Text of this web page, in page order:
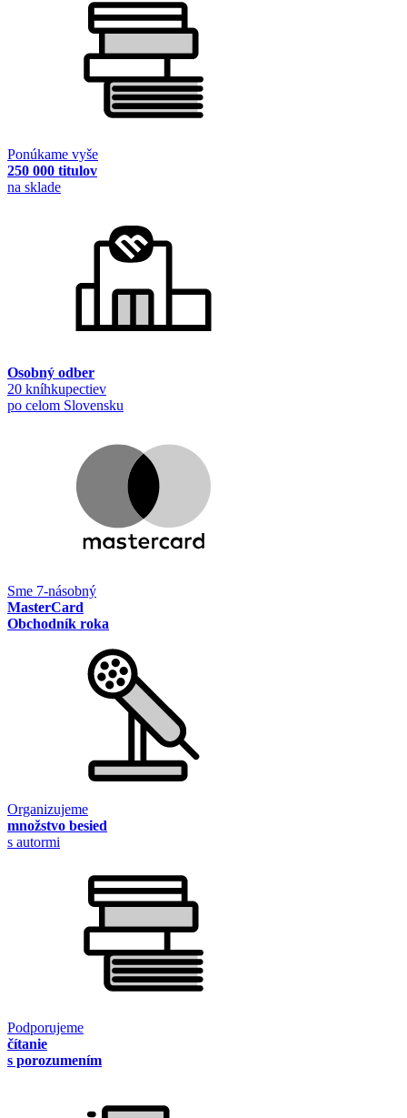
Ponúkame vyše
250 000 titulov
na sklade
Osobný odber
20 kníhkupectiev
po celom Slovensku
Sme 7-násobný
MasterCard
Obchodník roka
Organizujeme
množstvo besied
s autormi
Podporujeme
čítanie
s porozumením